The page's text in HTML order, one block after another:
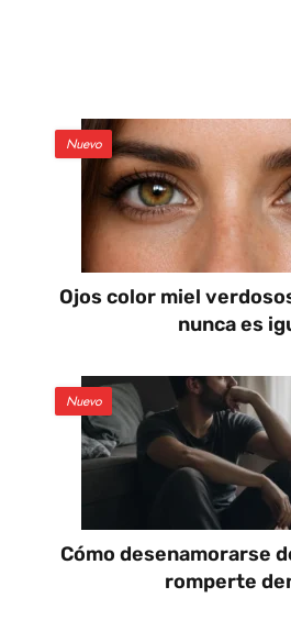
Nuevo
Ojos color miel
nunca es
Nuevo
Cómo desenamorarse
romperte